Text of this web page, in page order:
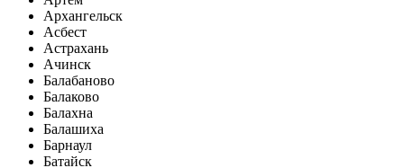
Архангельск
Асбест
Астрахань
Ачинск
Балабаново
Балаково
Балахна
Балашиха
Барнаул
Батайск